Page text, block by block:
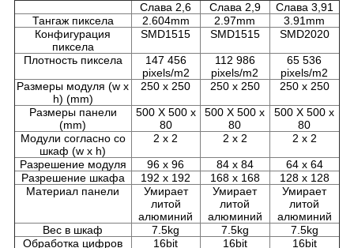
Слава 2,6 Слава 2,9
Слава 3,91
Тангаж пиксела
2.604mm 2.97mm
3.91mm
Конфигурация
пиксела
SMD1515 SMD1515 SMD2020
Плотность пиксела
147 456
pixels/m2
112 986
pixels/m2
65 536
pixels/m2
Размеры модуля (w x
h) (mm)
250 x 250 250 x 250 250 x 250
Размеры панели
(mm)
500 X 500 x
80
500 X 500 x
80
500 X 500 x
80
Модули согласно со
шкаф (w x h)
2 x 2 2 x 2 2 x 2
Разрешение модуля 96 x 96 84 x 84
64 x 64
Разрешение шкафа
192 x 192 168 x 168
128 x 128
Материал панели
Умирает
литой
алюминий
Умирает
литой
алюминий
Умирает
литой
алюминий
Вес в шкаф
7.5kg 7.5kg
7.5kg
Обработка цифров
16bit 16bit
16bit